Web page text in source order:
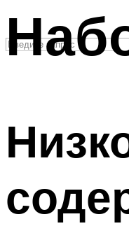
БАССЕЙН ДЛЯ
ОЧИСТКА
МЕНЮ